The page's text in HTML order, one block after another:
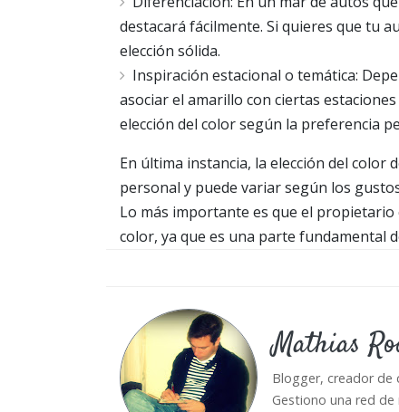
destacará fácilmente. Si quieres que tu
elección sólida.
Inspiración estacional o temática:
asociar el amarillo con ciertas
elección del color según la preferencia
En última instancia, la elección del color
personal y puede variar según los
Lo más importante es que el propietario
color, ya que es una parte fundamental
Mathias
Blogger, creador de
Gestiono una red